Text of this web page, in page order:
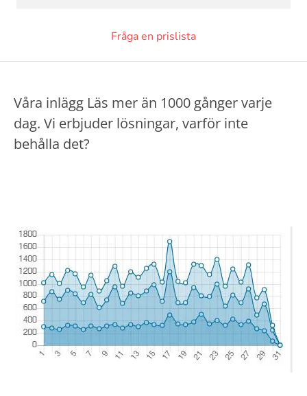
Fråga en prislista
Våra inlägg Läs mer än 1000 gånger varje
dag. Vi erbjuder lösningar, varför inte
behålla det?